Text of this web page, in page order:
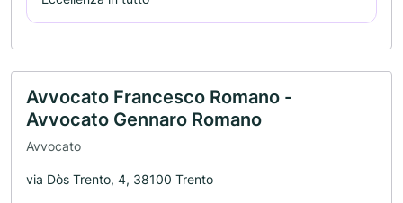
Avvocato Francesco Romano -
Avvocato Gennaro Romano
Avvocato
via Dòs Trento, 4, 38100 Trento